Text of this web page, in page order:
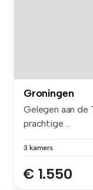
Groningen
Gelegen aan de
prachtige ...
3 kamers
€ 1.550